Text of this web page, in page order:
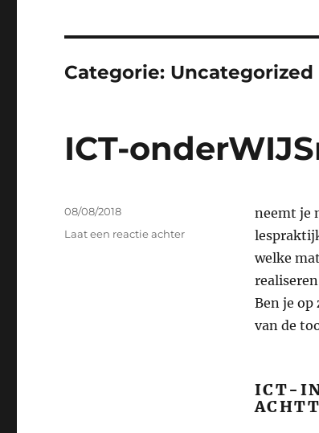
Categorie: Uncategorized
ICT-
neemt je
welke
Ben je op
van de
ICT-
Geplaatst
08/08/2018
Laat een reactie achterop
onderWIJSneus